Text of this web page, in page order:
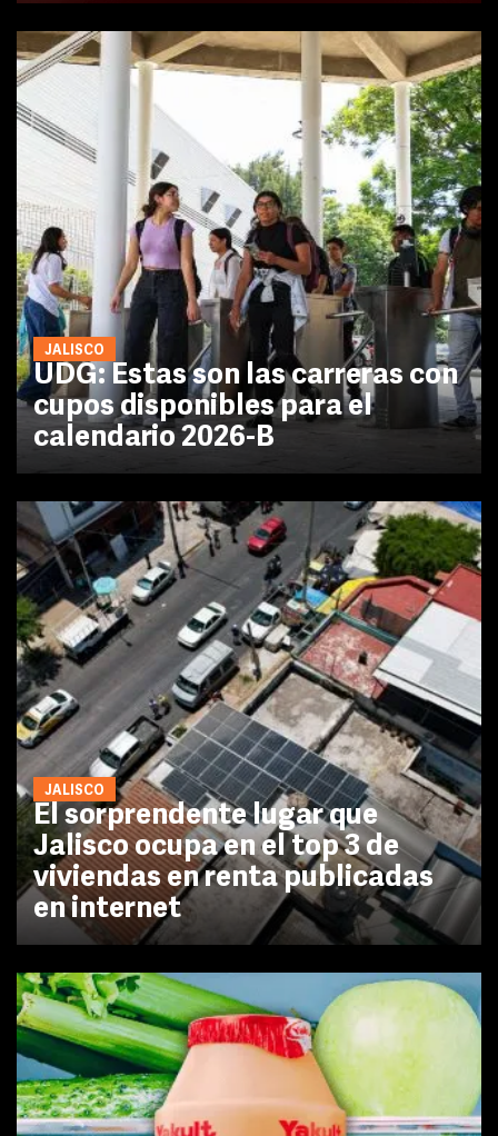
JALISCO
UDG: Estas son las carreras con
cupos disponibles para el
calendario 2026-B
JALISCO
El sorprendente lugar que
Jalisco ocupa en el top 3 de
viviendas en renta publicadas
en internet